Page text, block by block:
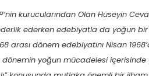
kurucularından Olan Hüseyin
ederken edebiyatla da yoğun
dönem edebiyatını Nisan
yoğun mücadelesi